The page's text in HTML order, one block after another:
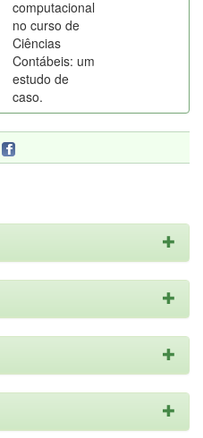
computacional
no curso de
Ciências
Contábeis: um
estudo de
caso.